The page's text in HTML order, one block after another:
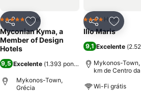
PartilharAdicionar aos favoritos
5 EstrelasHotel
Myconian Kyma, a
Member of Design
Hotels
9,5 Excelente (1.393 pontuações)
Mykonos-Town,
Grécia
Partilhar
4 EstrelasHotel
Ilio Maris
9,1 Excelente (
Mykonos-
km de Centro
Wi-Fi grátis